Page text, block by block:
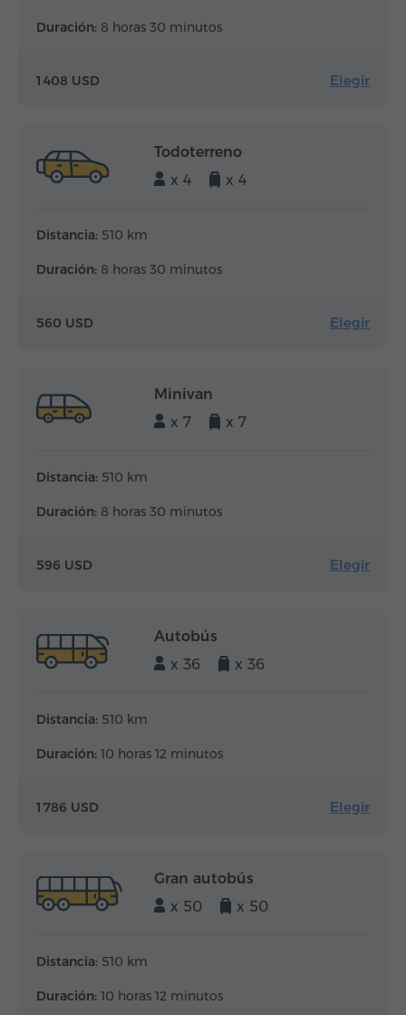
Duración: 8 horas 30 minutos
1 408 USD Elegir
Todoterreno
x 4
x 4
Distancia: 510 km
Duración: 8 horas 30 minutos
560 USD Elegir
Minivan
x 7
x 7
Distancia: 510 km
Duración: 8 horas 30 minutos
596 USD Elegir
Autobús
x 36
x 36
Distancia: 510 km
Duración: 10 horas 12 minutos
1 786 USD Elegir
Gran autobús
x 50
x 50
Distancia: 510 km
Duración: 10 horas 12 minutos